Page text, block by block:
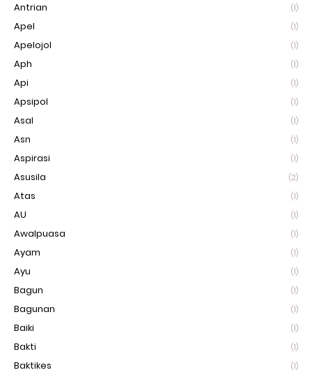
Antrian (1)
Apel (1)
Apelojol (1)
Aph (1)
Api (1)
Apsipol (1)
Asal (1)
Asn (1)
Aspirasi (1)
Asusila (2)
Atas (1)
AU (1)
Awalpuasa (1)
Ayam (1)
Ayu (1)
Bagun (1)
Bagunan (1)
Baiki (1)
Bakti (1)
Baktikes (1)